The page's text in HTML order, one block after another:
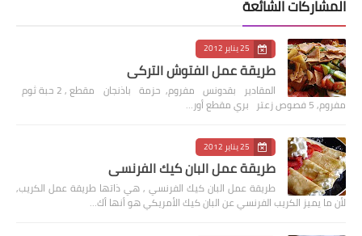
المشاركات الشائعة
25 يناير 2012
طريقة عمل الفتوش التركي
المقادير بقدونس مفروم, حزمة باذنجان مقطع , 2 حبة ثوم
مفروم, 5 فصوص زعتر بري مقطع أور…
25 يناير 2012
طريقة عمل البان كيك الفرنسي
طريقة عمل البان كيك الفرنسي , هي ذاتها طريقة عمل الكريب,
لأن ما يميز الكريب الفرنسي عن البان كيك الأمريكي هو أنها أك…